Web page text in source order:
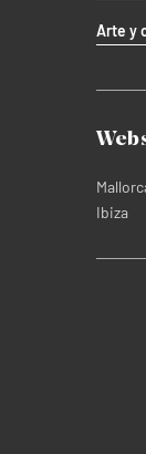
Arte y
Ibiza